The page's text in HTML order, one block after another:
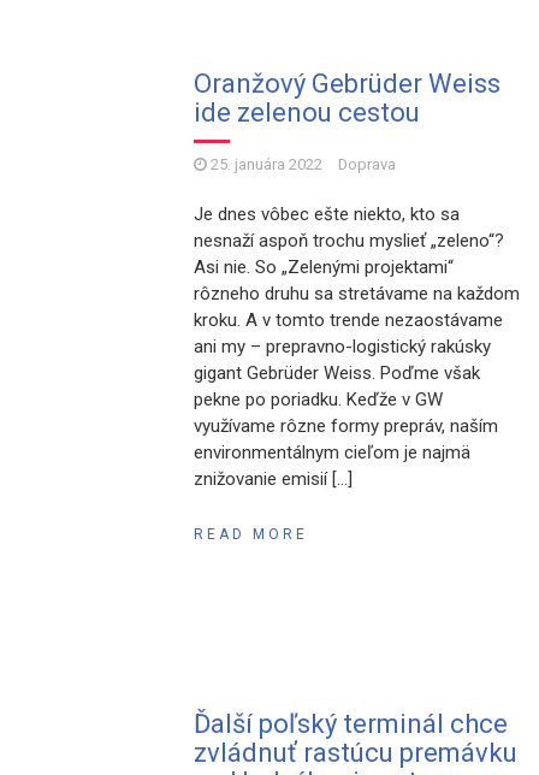
Oranžový Gebrüder Weiss
ide zelenou cestou
25. januára 2022 Doprava
Je dnes vôbec ešte niekto, kto sa
nesnaží aspoň trochu myslieť „zeleno“?
Asi nie. So „Zelenými projektami“
rôzneho druhu sa stretávame na každom
kroku. A v tomto trende nezaostávame
ani my – prepravno-logistický rakúsky
gigant Gebrüder Weiss. Poďme však
pekne po poriadku. Keďže v GW
využívame rôzne formy prepráv, naším
environmentálnym cieľom je najmä
znižovanie emisií […]
READ MORE
Ďalší poľský terminál chce
zvládnuť rastúcu premávku